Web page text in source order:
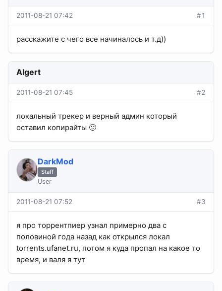
2011-08-21 07:42 #1
расскажите с чего все начиналось и т.д))
Algert
2011-08-21 07:45 #2
локальный трекер и верный админ который
оставил копирайты 🙂
DarkMod
Staff
User
2011-08-21 07:52 #3
я про торрентпиер узнал примерно два с
половиной года назад как открылся локал
torrents.ufanet.ru, потом я куда пропал на какое то
время, и валя я тут